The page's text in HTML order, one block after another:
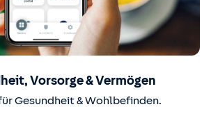
Vorsorge & Vermögen
Gesundheit & Wohlbefinden.